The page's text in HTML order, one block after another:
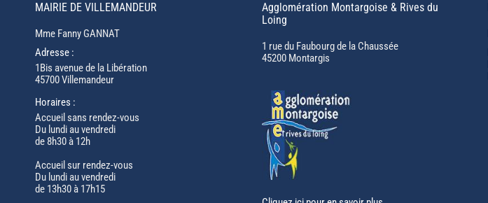
MAIRIE DE VILLEMANDEUR
Mme Fanny GANNAT
Adresse :
1Bis avenue de la Libération
45700 Villemandeur
Horaires :
Accueil sans rendez-vous
Du lundi au vendredi
de 8h30 à 12h
Accueil sur rendez-vous
Du lundi au vendredi
de 13h30 à 17h15
Agglomération Montargoise & Rives du
Loing
1 rue du Faubourg de la Chaussée
45200 Montargis